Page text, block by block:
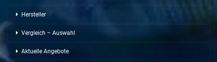
Hersteller
Vergleich – Auswahl
Aktuelle Angebote